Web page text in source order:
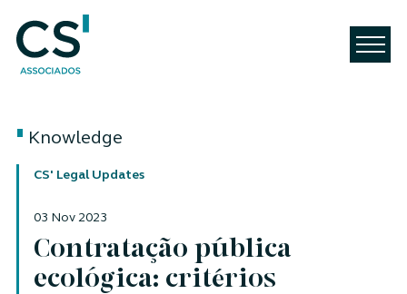
Knowledge
CS' Legal Updates
03 Nov 2023
Contratação pública
ecológica: critérios